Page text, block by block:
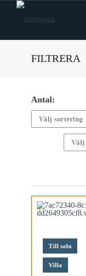
FILTRERA
Antal:
Till salu
Villa